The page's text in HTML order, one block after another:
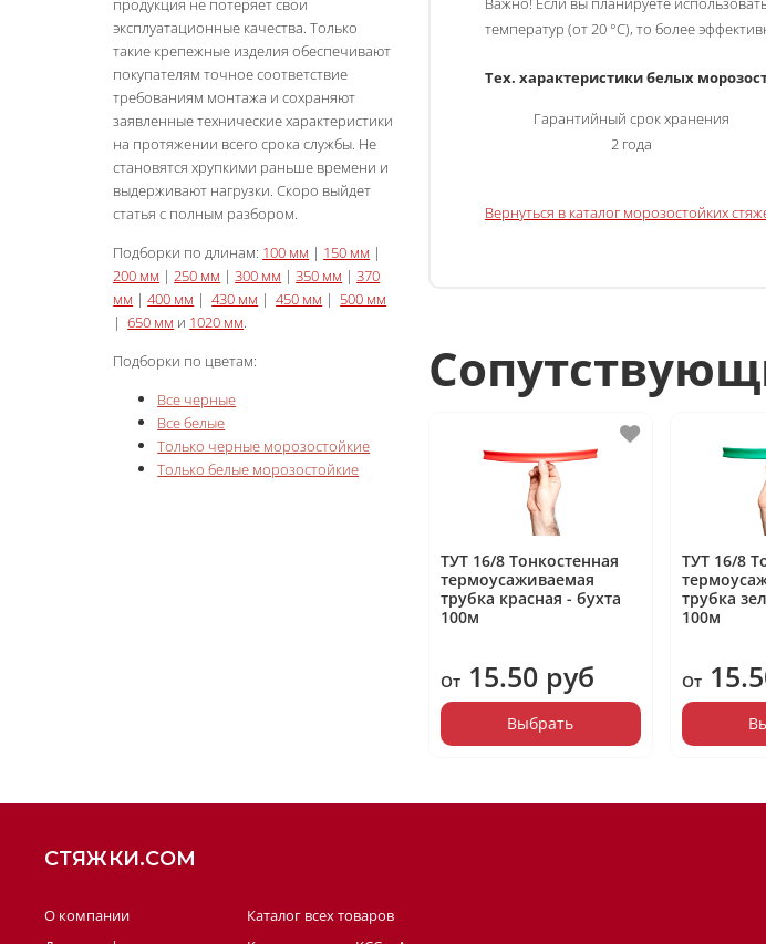
температур (от 20 °C), то более
Тех. характеристики белых
Гарантийный срок хранения
2 года
Вернуться в каталог морозостойких
ТУТ 16/8 Тонкостенная
термоусаживаемая
трубка красная - бухта
100м
От 15.50 руб
Выбрать
ТУТ 16/8
трубка
100м
От
продукция не потеряет свои
эксплуатационные качества. Только
такие крепежные изделия обеспечивают
покупателям точное соответствие
требованиям монтажа и сохраняют
заявленные технические характеристики
на протяжении всего срока службы. Не
становятся хрупкими раньше времени и
выдерживают нагрузки. Скоро выйдет
статья с полным разбором.
Подборки по длинам: 100 мм | 150 мм |
200 мм |250 мм |300 мм |350 мм |370
мм |400 мм |430 мм |450 мм | 500 мм
|650 мм и 1020 мм.
Подборки по цветам:
Все черные
Все белые
Только черные морозостойкие
Только белые морозостойкие
СТЯЖКИ.COM
О компании
Каталог всех товаров